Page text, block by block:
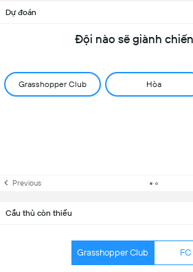
Dự đoán
Đội nào sẽ giành
Grasshopper Club Hòa
Previous
Cầu thủ còn thiếu
Grasshopper Club